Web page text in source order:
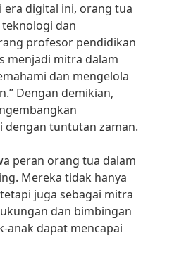
digital ini, orang tua
dan
profesor pendidikan
menjadi mitra dalam
dan mengelola
Dengan demikian,
dengan tuntutan zaman.
peran orang tua dalam
Mereka tidak hanya
juga sebagai mitra
dan bimbingan
anak dapat mencapai